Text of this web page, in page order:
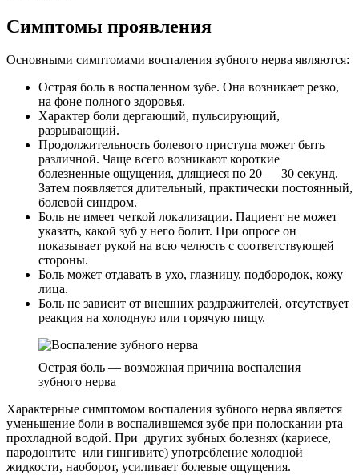
Симптомы проявления
Основными симптомами воспаления зубного нерва являются:
Острая боль в воспаленном зубе. Она возникает резко,
на фоне полного здоровья.
Характер боли дергающий, пульсирующий,
разрывающий.
Продолжительность болевого приступа может быть
различной. Чаще всего возникают короткие
болезненные ощущения, длящиеся по 20 — 30 секунд.
Затем появляется длительный, практически постоянный,
болевой синдром.
Боль не имеет четкой локализации. Пациент не может
указать, какой зуб у него болит. При опросе он
показывает рукой на всю челюсть с соответствующей
стороны.
Боль может отдавать в ухо, глазницу, подбородок, кожу
лица.
Боль не зависит от внешних раздражителей, отсутствует
реакция на холодную или горячую пищу.
Острая боль — возможная причина воспаления
зубного нерва
Характерные симптомом воспаления зубного нерва является
уменьшение боли в воспалившемся зубе при полоскании рта
прохладной водой. При других зубных болезнях (кариесе,
пародонтите или гингивите) употребление холодной
жидкости, наоборот, усиливает болевые ощущения.